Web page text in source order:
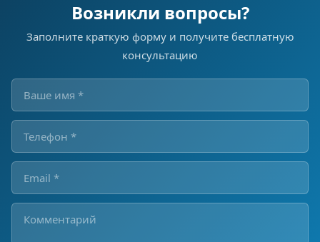
Возникли вопросы?
Заполните краткую форму и получите бесплатную
консультацию